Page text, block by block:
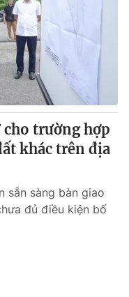
trường hợp
khác trên địa
sẵn sàng bàn giao
đủ điều kiện bố